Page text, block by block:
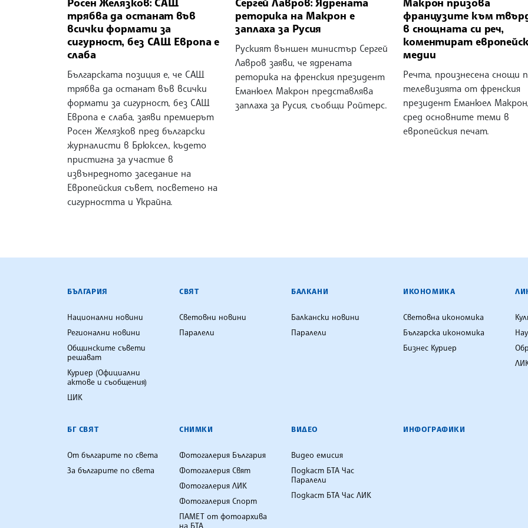
трябва да останат във
всички формати за
сигурност, без САЩ Европа е
слаба
Българската позиция е, че САЩ
трябва да останат във всички
формати за сигурност, без САЩ
Европа е слаба, заяви премиерът
Росен Желязков пред български
журналисти в Брюксел, където
пристигна за участие в
извънредното заседание на
Европейския съвет, посветено на
сигурността и Украйна.
реторика на Макрон е
заплаха за Русия
Руският външен министър Сергей
Лавров заяви, че ядрената
реторика на френския президент
Еманюел Макрон представлява
заплаха за Русия, съобщи Ройтерс.
французите към
в снощната си реч,
коментират
медии
Речта, произнесена снощи
телевизията от френския
президент Еманюел
сред основните теми в
европейския печат.
БЪЛГАРСКА ТЕЛЕГРАФНА АГЕНЦИЯ
БЪЛГАРИЯ
Национални новини
Регионални новини
Общинските съвети
решават
Куриер (Официални
актове и съобщения)
ЦИК
СВЯТ
Световни новини
Паралели
БАЛКАНИ
Балкански новини
Паралели
ИКОНОМИКА
Световна икономика
Българска икономика
Бизнес Куриер
БГ СВЯТ
От българите по света
За българите по света
СНИМКИ
Фотогалерия България
Фотогалерия Свят
Фотогалерия ЛИК
Фотогалерия Спорт
ПАМЕТ от фотоархива
на БТА
ВИДЕО
Видео емисия
Подкаст БТА Час
Паралели
Подкаст БТА Час ЛИК
ИНФОГРАФИКИ